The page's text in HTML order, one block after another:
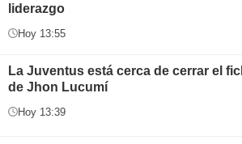
liderazgo
Hoy 13:55
La Juventus está cerca de cerrar el
de Jhon Lucumí
Hoy 13:39